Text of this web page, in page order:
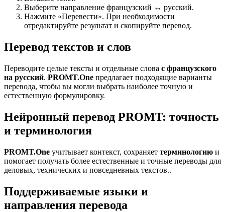
Выберите направление французский ↔ русский.
Нажмите «Перевести». При необходимости
отредактируйте результат и скопируйте перевод.
Перевод текстов и слов
Переводите целые тексты и отдельные слова с французского
на русский. PROMT.One предлагает подходящие варианты
перевода, чтобы вы могли выбрать наиболее точную и
естественную формулировку.
Нейронный перевод PROMT: точность
и терминология
PROMT.One учитывает контекст, сохраняет терминологию и
помогает получать более естественные и точные переводы для
деловых, технических и повседневных текстов..
Поддерживаемые языки и
направления перевода